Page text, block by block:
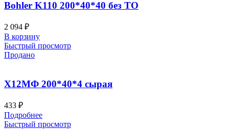
Bohler K110 200*40*40 без ТО
2 094 ₽
В корзину
Быстрый просмотр
Продано
Х12МФ 200*40*4 сырая
433 ₽
Подробнее
Быстрый просмотр